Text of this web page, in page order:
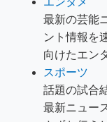
最新の芸能
ント情報を
向けたエン
スポーツ
話題の試合
最新ニュー